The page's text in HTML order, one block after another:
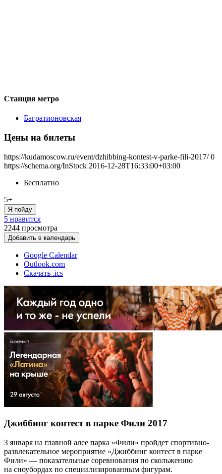
Станция метро
Багратионовская
Цены на билеты
https://kudamoscow.ru/event/dzhibbing-kontest-v-parke-fili-2017/ 0
https://schema.org/InStock 2016-12-28T16:33:00+03:00
Бесплатно
5+
Я пойду
5 нравится
2244 просмотра
Добавить в календарь
Google Calendar
Outlook.com
Скачать .ics
Джиббинг контест в парке Фили 2017
3 января на главной алее парка «Фили» пройдет спортивно-
развлекательное мероприятие «Джиббинг контест в парке
Фили» — показательные соревнования по скольжению
на сноубордах по специализированным фигурам.